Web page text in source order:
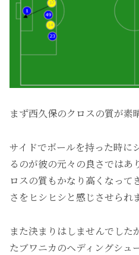
まず西久保のクロスの質が素
サイドでボールを持った時に
るのが彼の元々の良さではあ
ロスの質もかなり高くなって
さをヒシヒシと感じさせられ
また決まりはしませんでした
たブワニカのヘディングシュ